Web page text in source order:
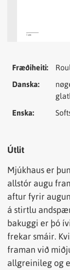
Tungumál
Fræðiheiti:
Danska:
Enska:
Útlit
Mjúkhaus er
allstór augu
aftur fyrir
á stirtlu
bakuggi er þó
frekar smáir.
framan við
allgreinileg og